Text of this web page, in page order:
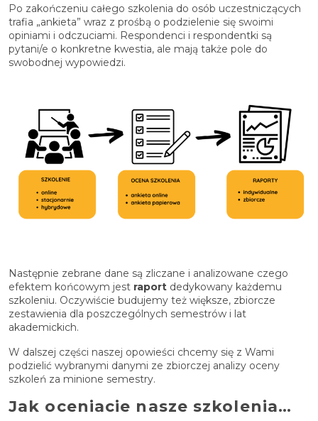
Po zakończeniu całego szkolenia do osób uczestniczących
trafia „ankieta” wraz z prośbą o podzielenie się swoimi
opiniami i odczuciami. Respondenci i respondentki są
pytani/e o konkretne kwestia, ale mają także pole do
swobodnej wypowiedzi.
Następnie zebrane dane są zliczane i analizowane czego
efektem końcowym jest raport dedykowany każdemu
szkoleniu. Oczywiście budujemy też większe, zbiorcze
zestawienia dla poszczególnych semestrów i lat
akademickich.
W dalszej części naszej opowieści chcemy się z Wami
podzielić wybranymi danymi ze zbiorczej analizy oceny
szkoleń za minione semestry.
Jak oceniacie nasze szkolenia…